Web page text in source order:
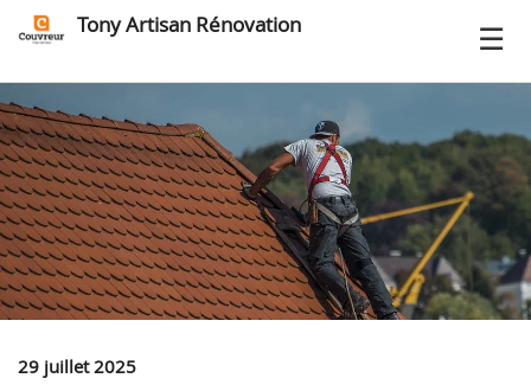
Tony Artisan Rénovation
29 juillet 2025